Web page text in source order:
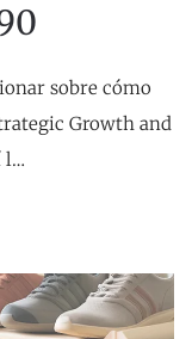
sobre cómo
Growth and
l…